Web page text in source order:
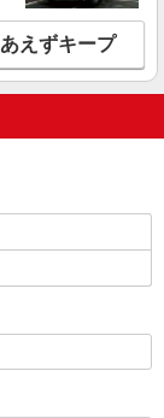
えずキープ